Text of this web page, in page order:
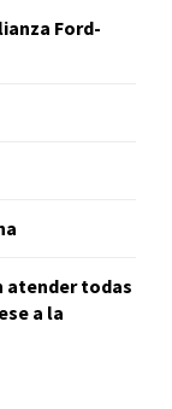
Ford-
atender todas
a la